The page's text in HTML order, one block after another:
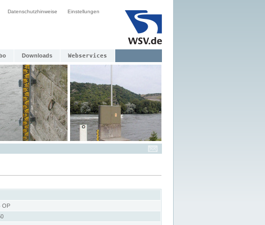
Datenschutzhinweise Einstellungen
Downloads Webservices
OP